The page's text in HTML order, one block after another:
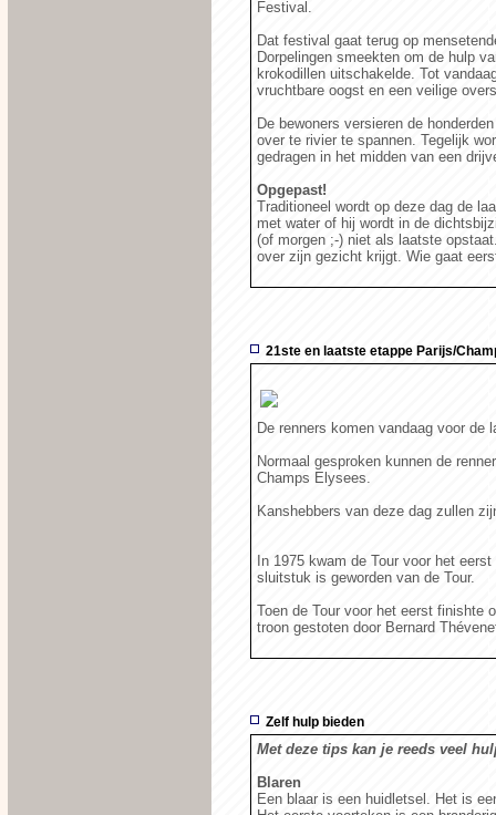
Festival.
Dat festival gaat terug op
Dorpelingen smeekten om de hulp
krokodillen uitschakelde. Tot
vruchtbare oogst en een veilige
De bewoners versieren de
over te rivier te spannen. Tegelijk
gedragen in het midden van een
Opgepast!
Traditioneel wordt op deze dag de
met water of hij wordt in de
(of morgen ;-) niet als laatste
over zijn gezicht krijgt. Wie gaat
21ste en laatste etappe Parijs/
De renners komen vandaag voor de
Normaal gesproken kunnen de
Champs Elysees.
Kanshebbers van deze dag zullen
In 1975 kwam de Tour voor het
sluitstuk is geworden van de Tour.
Toen de Tour voor het eerst finishte
troon gestoten door Bernard
Zelf hulp bieden
Met deze tips kan je reeds veel
Blaren
Een blaar is een huidletsel. Het is